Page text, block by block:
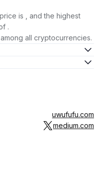
is , and the highest
.
all cryptocurrencies.
uwufufu.com
medium.com